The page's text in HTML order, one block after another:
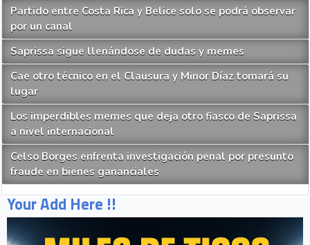
Partido entre Costa Rica y Belice solo se podrá observar
por un canal
Saprissa sigue llenándose de dudas y memes
Cae otro técnico en el Clausura y Minor Díaz tomará su
lugar
Los imperdibles memes que deja otro fiasco de Saprissa
a nivel internacional
Celso Borges enfrenta investigación penal por presunto
fraude en bienes gananciales
Your Add Here !!